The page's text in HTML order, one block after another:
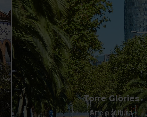
Torre Glòries
Arte e cultura